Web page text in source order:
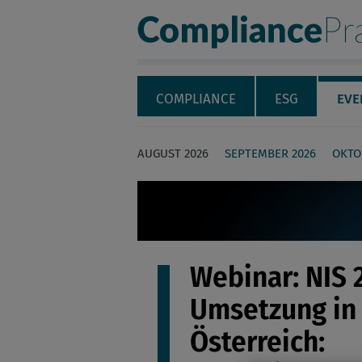
Compliance
Servicenavigation
COMPLIANCE ESG
AUGUST 2026 SEPTEMBER 2026
Webinar: NIS
Umsetzung in
Österreich: